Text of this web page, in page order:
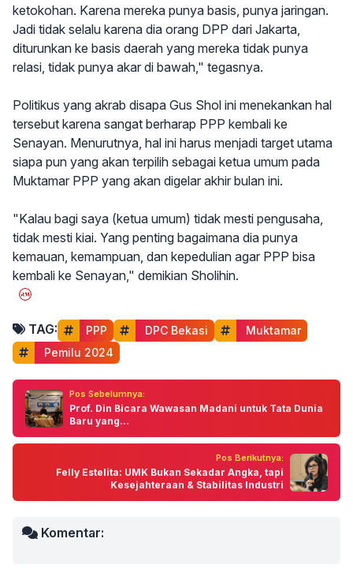
ketokohan. Karena mereka punya basis, punya jaringan.
Jadi tidak selalu karena dia orang DPP dari Jakarta,
diturunkan ke basis daerah yang mereka tidak punya
relasi, tidak punya akar di bawah," tegasnya.
Politikus yang akrab disapa Gus Shol ini menekankan hal
tersebut karena sangat berharap PPP kembali ke
Senayan. Menurutnya, hal ini harus menjadi target utama
siapa pun yang akan terpilih sebagai ketua umum pada
Muktamar PPP yang akan digelar akhir bulan ini.
"Kalau bagi saya (ketua umum) tidak mesti pengusaha,
tidak mesti kiai. Yang penting bagaimana dia punya
kemauan, kemampuan, dan kepedulian agar PPP bisa
kembali ke Senayan," demikian Sholihin.
TAG: PPP DPC Bekasi
Muktamar
Pemilu 2024
Pos Sebelumnya:
Prof. Din Bicara Wawasan Madani untuk Tata Dunia
Baru yang...
Pos Berikutnya:
Felly Estelita: UMK Bukan Sekadar Angka, tapi
Kesejahteraan & Stabilitas Industri
Komentar: